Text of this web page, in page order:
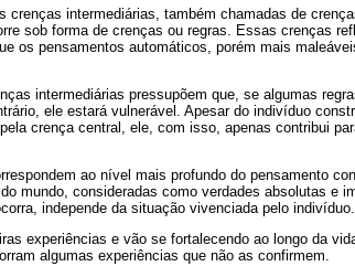
intermediárias, também chamadas de
sob forma de crenças ou regras. Essas crenças
os pensamentos automáticos, porém mais
intermediárias pressupõem que, se algumas
ele estará vulnerável. Apesar do indivíduo
crença central, ele, com isso, apenas contribui
ao nível mais profundo do pensamento
mundo, consideradas como verdades absolutas e
independe da situação vivenciada pelo indivíduo.
experiências e vão se fortalecendo ao longo da
algumas experiências que não as confirmem.